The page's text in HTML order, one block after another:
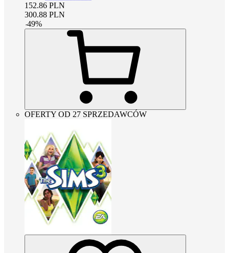
152.86 PLN
300.88 PLN
-49%
OFERTY OD 27 SPRZEDAWCÓW